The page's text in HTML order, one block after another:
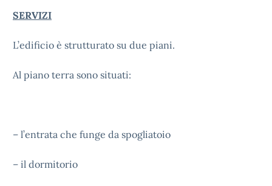
SERVIZI
L’edificio è strutturato su due piani.
Al piano terra sono situati:
– l’entrata che funge da spogliatoio
– il dormitorio